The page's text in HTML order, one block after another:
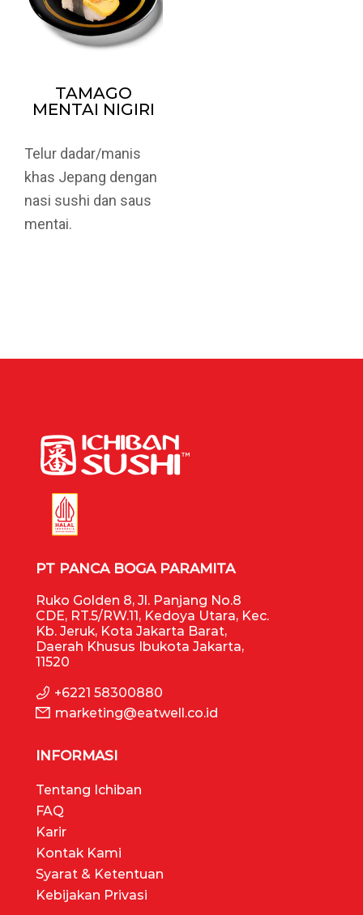
TAMAGO
MENTAI NIGIRI
Telur dadar/manis
khas Jepang dengan
nasi sushi dan saus
mentai.
PT PANCA BOGA PARAMITA
Ruko Golden 8, Jl. Panjang No.8
CDE, RT.5/RW.11, Kedoya Utara, Kec.
Kb. Jeruk, Kota Jakarta Barat,
Daerah Khusus Ibukota Jakarta,
11520
+6221 58300880
marketing@eatwell.co.id
INFORMASI
Tentang Ichiban
FAQ
Karir
Kontak Kami
Syarat & Ketentuan
Kebijakan Privasi